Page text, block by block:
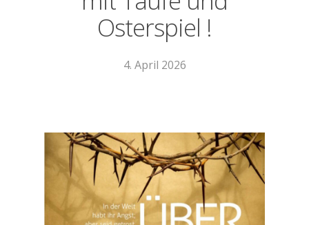
Osterspiel !
4. April 2026